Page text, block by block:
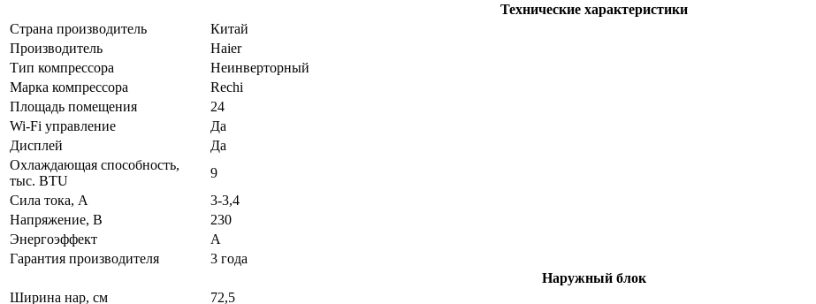
Технические характеристики
Страна производитель
Китай
Производитель
Haier
Тип компрессора
Неинверторный
Марка компрессора
Rechi
Площадь помещения
24
Wi-Fi управление
Да
Дисплей
Да
Охлаждающая способность,
тыс. BTU
9
Сила тока, А
3-3,4
Напряжение, В
230
Энергоэффект
А
Гарантия производителя
3 года
Наружный блок
Ширина нар, см
72,5